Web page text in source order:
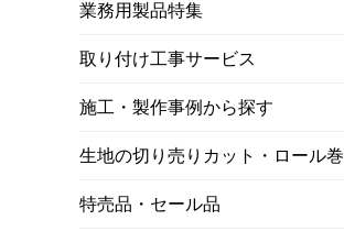
業務用製品特集
取り付け工事サービス
施工・製作事例から探す
生地の切り売りカット・ロール巻
特売品・セール品